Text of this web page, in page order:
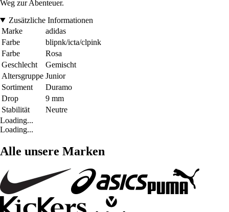
Weg zur Abenteuer.
Zusätzliche Informationen
Marke
adidas
Farbe
blipnk/icta/clpink
Farbe
Rosa
Geschlecht
Gemischt
Altersgruppe Junior
Sortiment
Duramo
Drop
9 mm
Stabilität
Neutre
Loading...
Loading...
Alle unsere Marken